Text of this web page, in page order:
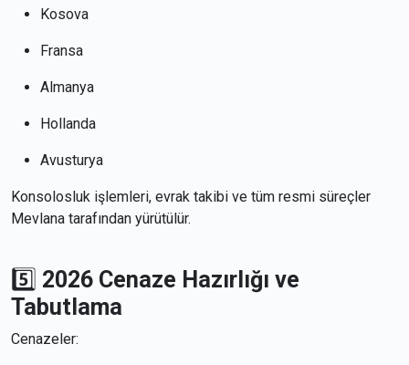
Kosova
Fransa
Almanya
Hollanda
Avusturya
Konsolosluk işlemleri, evrak takibi ve tüm resmi süreçler
Mevlana tarafından yürütülür.
5️⃣ 2026 Cenaze Hazırlığı ve
Tabutlama
Cenazeler: